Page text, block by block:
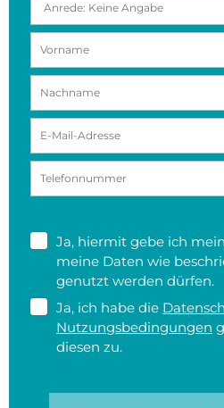
Ja, hiermit gebe ich
meine Daten wie
genutzt werden dürfen.
Ja, ich habe die
Nutzungsbedingungen
diesen zu.